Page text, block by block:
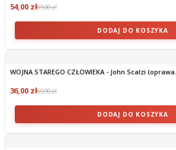
54,00 zł89,90 zł
DODAJ DO KOSZYKA
WOJNA STAREGO CZŁOWIEKA - John Scalzi (oprawa...
36,00 zł59,90 zł
DODAJ DO KOSZYKA